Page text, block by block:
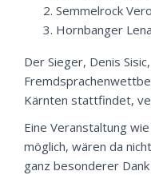
Semmelrock
Hornbanger
Der Sieger, Denis
Kärnten stattfindet,
Eine Veranstaltung
möglich, wären da
ganz besonderer